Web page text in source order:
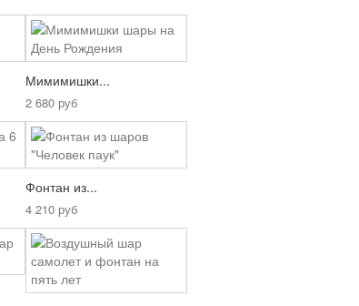
Мимимишки...
2 680 руб
Фонтан из...
4 210 руб